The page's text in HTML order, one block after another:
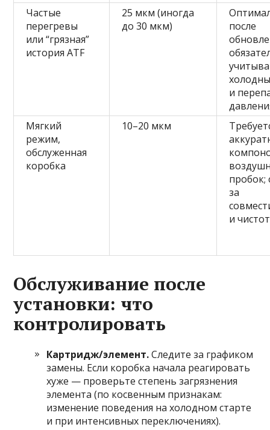
Частые
перегревы
или “грязная”
история ATF
25 мкм (иногда
до 30 мкм)
после
и
Мягкий
режим,
обслуженная
коробка
10–20 мкм
пробок;
за
и
Обслуживание после
установки: что
контролировать
Картридж/элемент.Следите за графиком
замены. Если коробка начала реагировать
хуже — проверьте степень загрязнения
элемента (по косвенным признакам:
изменение поведения на холодном старте
и при интенсивных переключениях).